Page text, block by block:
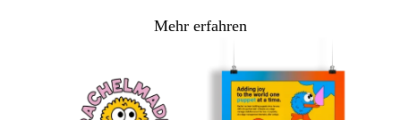
Mehr erfahren